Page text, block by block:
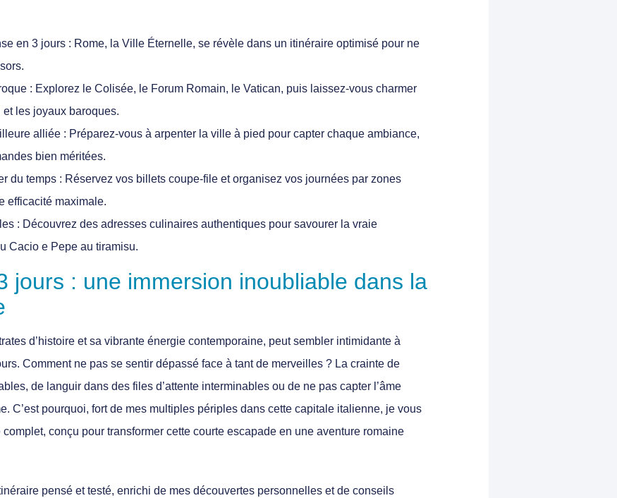
en 3 jours : Rome, la Ville Éternelle, se révèle dans un itinéraire optimisé pour ne
: Explorez le Colisée, le Forum Romain, le Vatican, puis laissez-vous charmer
les joyaux baroques.
alliée : Préparez-vous à arpenter la ville à pied pour capter chaque ambiance,
bien méritées.
du temps : Réservez vos billets coupe-file et organisez vos journées par zones
efficacité maximale.
: Découvrez des adresses culinaires authentiques pour savourer la vraie
Cacio e Pepe au tiramisu.
jours : une immersion inoubliable dans la
d’histoire et sa vibrante énergie contemporaine, peut sembler intimidante à
Comment ne pas se sentir dépassé face à tant de merveilles ? La crainte de
de languir dans des files d’attente interminables ou de ne pas capter l’âme
C’est pourquoi, fort de mes multiples périples dans cette capitale italienne, je vous
conçu pour transformer cette courte escapade en une aventure romaine
pensé et testé, enrichi de mes découvertes personnelles et de conseils